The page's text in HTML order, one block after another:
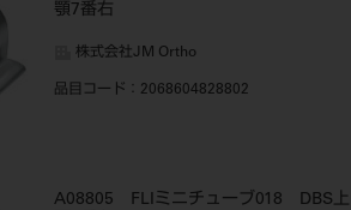
顎7番右
株式会社JM Ortho
品目コード ：2068604828802
A08805 FLIミニチューブ018 DBS上